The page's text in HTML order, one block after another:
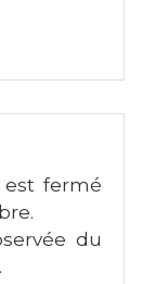
est fermé
du